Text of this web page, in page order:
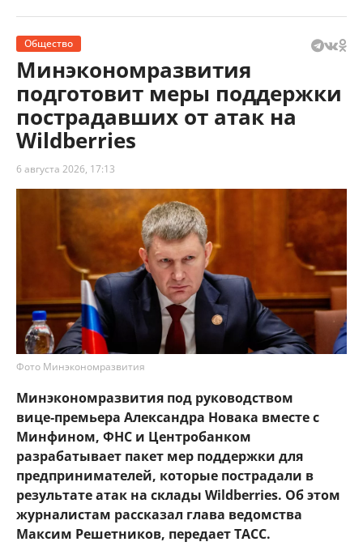
Общество
Минэкономразвития
подготовит меры поддержки
пострадавших от атак на
Wildberries
6 августа 2026, 17:13
Фото Минэкономразвития
Минэкономразвития под руководством
вице‑премьера Александра Новака вместе с
Минфином, ФНС и Центробанком
разрабатывает пакет мер поддержки для
предпринимателей, которые пострадали в
результате атак на склады Wildberries. Об этом
журналистам рассказал глава ведомства
Максим Решетников, передает ТАСС.